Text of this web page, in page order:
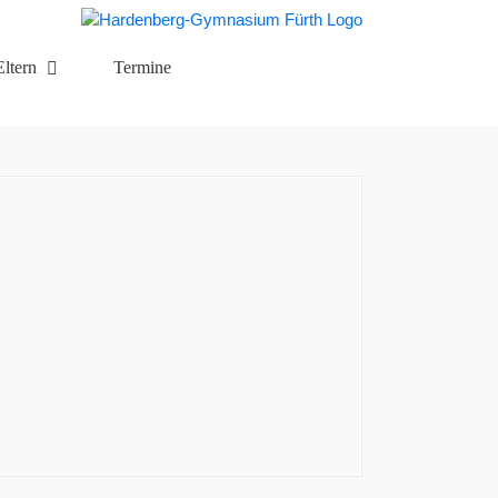
Termine